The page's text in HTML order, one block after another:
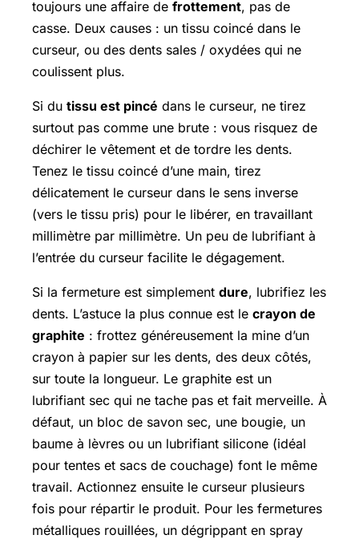
toujours une affaire de frottement, pas de
casse. Deux causes : un tissu coincé dans le
curseur, ou des dents sales / oxydées qui ne
coulissent plus.
Si du tissu est pincé dans le curseur, ne tirez
surtout pas comme une brute : vous risquez de
déchirer le vêtement et de tordre les dents.
Tenez le tissu coincé d’une main, tirez
délicatement le curseur dans le sens inverse
(vers le tissu pris) pour le libérer, en travaillant
millimètre par millimètre. Un peu de lubrifiant à
l’entrée du curseur facilite le dégagement.
Si la fermeture est simplement dure, lubrifiez les
dents. L’astuce la plus connue est le crayon de
graphite : frottez généreusement la mine d’un
crayon à papier sur les dents, des deux côtés,
sur toute la longueur. Le graphite est un
lubrifiant sec qui ne tache pas et fait merveille. À
défaut, un bloc de savon sec, une bougie, un
baume à lèvres ou un lubrifiant silicone (idéal
pour tentes et sacs de couchage) font le même
travail. Actionnez ensuite le curseur plusieurs
fois pour répartir le produit. Pour les fermetures
métalliques rouillées, un dégrippant en spray